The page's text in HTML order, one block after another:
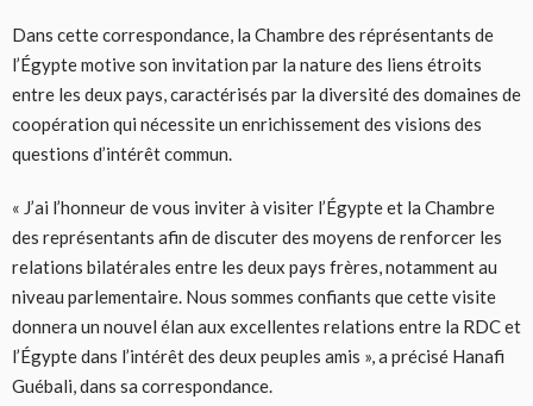
Dans cette correspondance, la Chambre des réprésentants de
l’Égypte motive son invitation par la nature des liens étroits
entre les deux pays, caractérisés par la diversité des domaines de
coopération qui nécessite un enrichissement des visions des
questions d’intérêt commun.
« J’ai l’honneur de vous inviter à visiter l’Égypte et la Chambre
des représentants afin de discuter des moyens de renforcer les
relations bilatérales entre les deux pays frères, notamment au
niveau parlementaire. Nous sommes confiants que cette visite
donnera un nouvel élan aux excellentes relations entre la RDC et
l’Égypte dans l’intérêt des deux peuples amis », a précisé Hanafi
Guébali, dans sa correspondance.